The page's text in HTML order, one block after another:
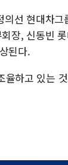
선 현대차
장, 신동빈
된다.
하고 있는